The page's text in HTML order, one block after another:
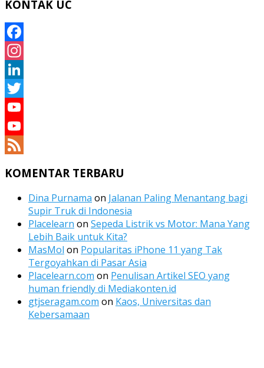
KONTAK UC
Facebook
Instagram
LinkedIn
Twitter
YouTube
YouTube
KOMENTAR TERBARU
Dina Purnama on Jalanan Paling Menantang bagi
Supir Truk di Indonesia
Placelearn on Sepeda Listrik vs Motor: Mana Yang
Lebih Baik untuk Kita?
MasMol on Popularitas iPhone 11 yang Tak
Tergoyahkan di Pasar Asia
Placelearn.com on Penulisan Artikel SEO yang
human friendly di Mediakonten.id
gtjseragam.com on Kaos, Universitas dan
Kebersamaan